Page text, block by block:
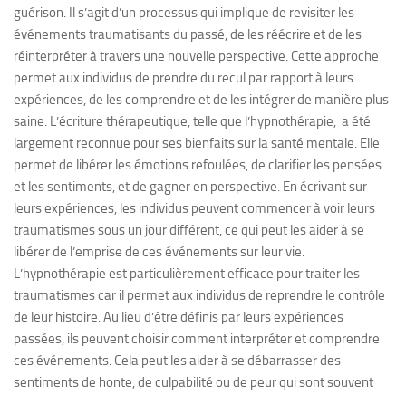
guérison. Il s’agit d’un processus qui implique de revisiter les
événements traumatisants du passé, de les réécrire et de les
réinterpréter à travers une nouvelle perspective. Cette approche
permet aux individus de prendre du recul par rapport à leurs
expériences, de les comprendre et de les intégrer de manière plus
saine. L’écriture thérapeutique, telle que l’hypnothérapie, a été
largement reconnue pour ses bienfaits sur la santé mentale. Elle
permet de libérer les émotions refoulées, de clarifier les pensées
et les sentiments, et de gagner en perspective. En écrivant sur
leurs expériences, les individus peuvent commencer à voir leurs
traumatismes sous un jour différent, ce qui peut les aider à se
libérer de l’emprise de ces événements sur leur vie.
L’hypnothérapie est particulièrement efficace pour traiter les
traumatismes car il permet aux individus de reprendre le contrôle
de leur histoire. Au lieu d’être définis par leurs expériences
passées, ils peuvent choisir comment interpréter et comprendre
ces événements. Cela peut les aider à se débarrasser des
sentiments de honte, de culpabilité ou de peur qui sont souvent